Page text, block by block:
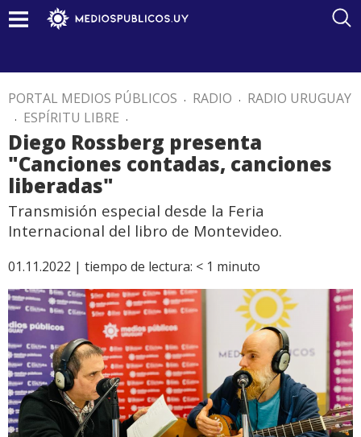
PORTAL MEDIOS PÚBLICOS . RADIO . RADIO URUGUAY
. ESPÍRITU LIBRE .
Diego Rossberg presenta
"Canciones contadas, canciones
liberadas"
Transmisión especial desde la Feria
Internacional del libro de Montevideo.
01.11.2022 | tiempo de lectura: < 1 minuto